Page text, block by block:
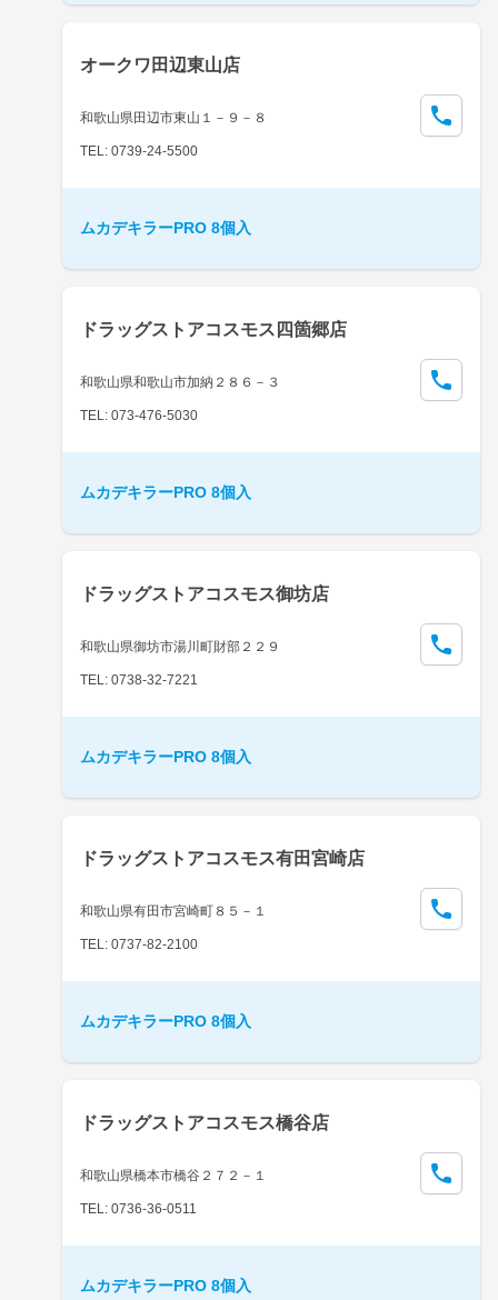
オークワ田辺東山店
和歌山県田辺市東山１－９－８
TEL: 0739-24-5500
ムカデキラーPRO 8個入
ドラッグストアコスモス四箇郷店
和歌山県和歌山市加納２８６－３
TEL: 073-476-5030
ムカデキラーPRO 8個入
ドラッグストアコスモス御坊店
和歌山県御坊市湯川町財部２２９
TEL: 0738-32-7221
ムカデキラーPRO 8個入
ドラッグストアコスモス有田宮崎店
和歌山県有田市宮崎町８５－１
TEL: 0737-82-2100
ムカデキラーPRO 8個入
ドラッグストアコスモス橋谷店
和歌山県橋本市橋谷２７２－１
TEL: 0736-36-0511
ムカデキラーPRO 8個入